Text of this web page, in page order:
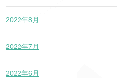
2022年8月
2022年7月
2022年6月